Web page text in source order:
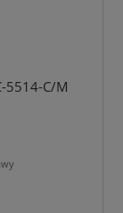
5514-C/M